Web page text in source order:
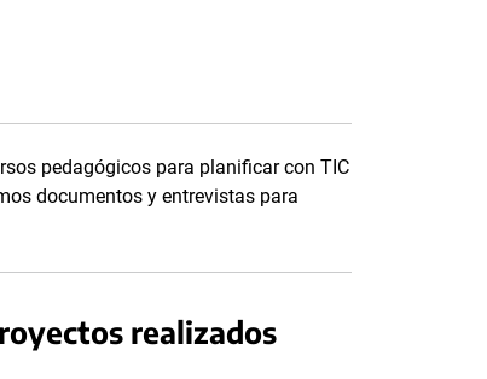
pedagógicos para planificar con TIC
documentos y entrevistas para
realizados